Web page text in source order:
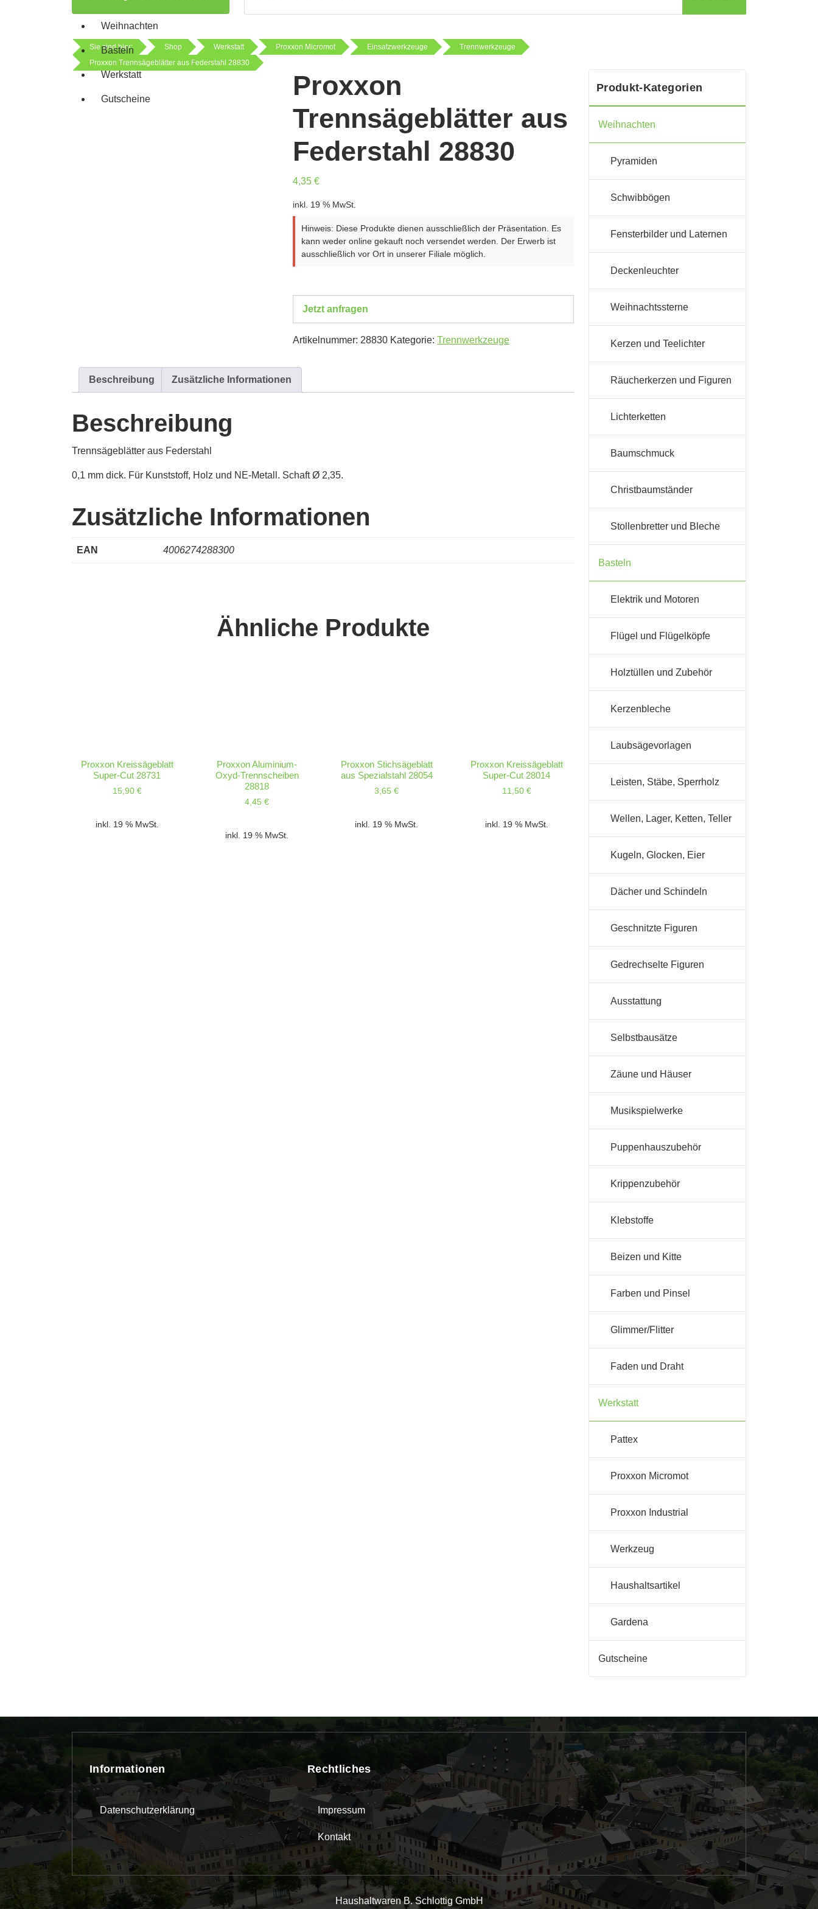
Weihnachten
Basteln
Werkstatt
Gutscheine
Sie sind hier: Shop Werkstatt Proxxon Micromot Einsatzwerkzeuge
Trennwerkzeuge
Proxxon Trennsägeblätter aus Federstahl 28830
Proxxon
Trennsägeblätter aus
Federstahl 28830
4,35 €
inkl. 19 % MwSt.
Hinweis: Diese Produkte dienen ausschließlich der Präsentation. Es
kann weder online gekauft noch versendet werden. Der Erwerb ist
ausschließlich vor Ort in unserer Filiale möglich.
Jetzt anfragen
Artikelnummer: 28830 Kategorie: Trennwerkzeuge
Beschreibung Zusätzliche Informationen
Beschreibung
Trennsägeblätter aus Federstahl
0,1 mm dick. Für Kunststoff, Holz und NE-Metall. Schaft Ø 2,35.
Zusätzliche Informationen
EAN 4006274288300
Ähnliche Produkte
Proxxon Kreissägeblatt
Super-Cut 28731
15,90 €
inkl. 19 % MwSt.
Proxxon Aluminium-
Oxyd-Trennscheiben
28818
4,45€
inkl. 19 % MwSt.
Proxxon Stichsägeblatt
aus Spezialstahl 28054
3,65€
inkl. 19 % MwSt.
Proxxon Kreissägeblatt
Super-Cut 28014
11,50 €
inkl. 19 % MwSt.
Produkt-Kategorien
Weihnachten
Pyramiden
Schwibbögen
Fensterbilder und Laternen
Deckenleuchter
Weihnachtssterne
Kerzen und Teelichter
Räucherkerzen und Figuren
Lichterketten
Baumschmuck
Christbaumständer
Stollenbretter und Bleche
Basteln
Elektrik und Motoren
Flügel und Flügelköpfe
Holztüllen und Zubehör
Kerzenbleche
Laubsägevorlagen
Leisten, Stäbe, Sperrholz
Wellen, Lager, Ketten, Teller
Kugeln, Glocken, Eier
Dächer und Schindeln
Geschnitzte Figuren
Gedrechselte Figuren
Ausstattung
Selbstbausätze
Zäune und Häuser
Musikspielwerke
Puppenhauszubehör
Krippenzubehör
Klebstoffe
Beizen und Kitte
Farben und Pinsel
Glimmer/Flitter
Faden und Draht
Werkstatt
Pattex
Proxxon Micromot
Proxxon Industrial
Werkzeug
Haushaltsartikel
Gardena
Gutscheine
Informationen
Datenschutzerklärung
Rechtliches
Impressum
Kontakt
Haushaltwaren B. Schlottig GmbH